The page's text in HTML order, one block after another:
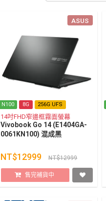
ASUS
N100 8G 256G UFS
14吋FHD窄邊框霧面螢幕
Vivobook Go 14 (E1404GA-
0061KN100) 混成黑
NT$12999 NT$12999
售完補貨中